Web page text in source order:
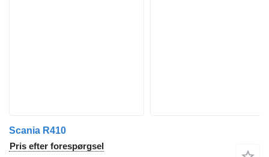
Scania R410
Pris efter forespørgsel